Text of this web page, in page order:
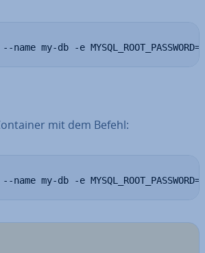
my-db -e
mit dem Befehl:
my-db -e